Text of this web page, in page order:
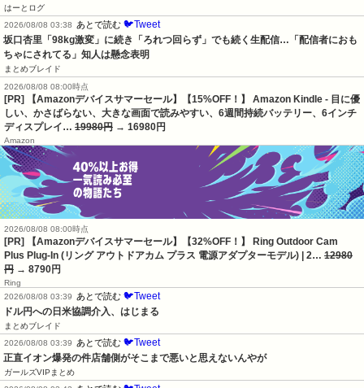
はーとログ
2026/08/08 03:38
あとで読む 🐦Tweet
坂口杏里「98kg激変」に続き「ろれつ回らず」でも続く生配信…「配信者におも
ちゃにされてる」知人は懸念表明
まとめブレイド
2026/08/08 08:00時点
[PR] 【Amazonデバイスサマーセール】【15%OFF！】 Amazon Kindle - 目に優
しい、かさばらない、大きな画面で読みやすい、6週間持続バッテリー、6インチ
ディスプレイ… 19980円 → 16980円
Amazon
2026/08/08 08:00時点
[PR] 【Amazonデバイスサマーセール】【32%OFF！】 Ring Outdoor Cam
Plus Plug-In (リング アウトドアカム プラス 電源アダプターモデル) | 2… 12980
円 → 8790円
Ring
2026/08/08 03:39
あとで読む 🐦Tweet
ドル円への日米協調介入、はじまる
まとめブレイド
2026/08/08 03:39
あとで読む 🐦Tweet
正直イオン爆発の件店舗側がそこまで悪いと思えないんやが
ガールズVIPまとめ